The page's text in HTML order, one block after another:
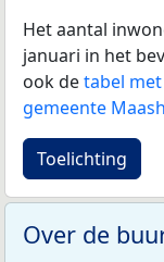
Het aantal
januari in het
ook detabel
gemeente
Toelichting
Over de